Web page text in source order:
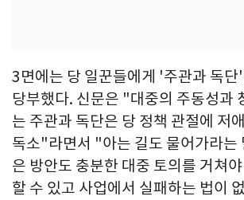
3면에는 당 일꾼들에게 '주관과 독
당부했다. 신문은 "대중의 주동성과
는 주관과 독단은 당 정책 관절에 저
독소"라면서 "아는 길도 물어가라는
은 방안도 충분한 대중 토의를 거쳐
할 수 있고 사업에서 실패하는 법이